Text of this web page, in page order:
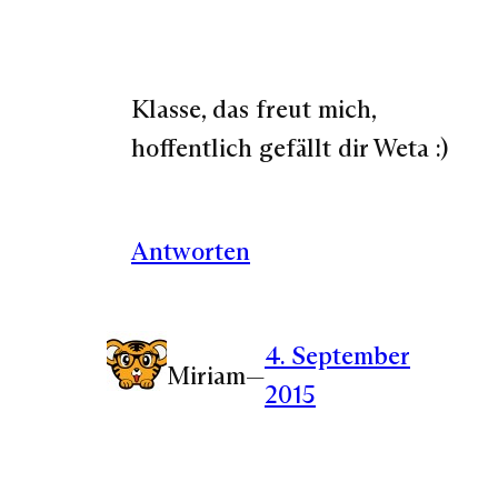
Klasse, das freut mich,
hoffentlich gefällt dir Weta :)
Antworten
Miriam—
4. September
2015